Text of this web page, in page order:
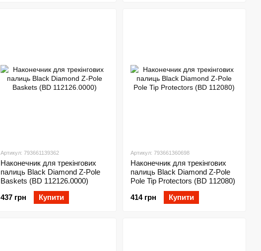
Артикул: 793661139362
Наконечник для трекінгових
палиць Black Diamond Z-Pole
Baskets (BD 112126.0000)
437 грн
Купити
Артикул: 793661360698
Наконечник для трекінгових
палиць Black Diamond Z-Pole
Pole Tip Protectors (BD 112080)
414 грн
Купити